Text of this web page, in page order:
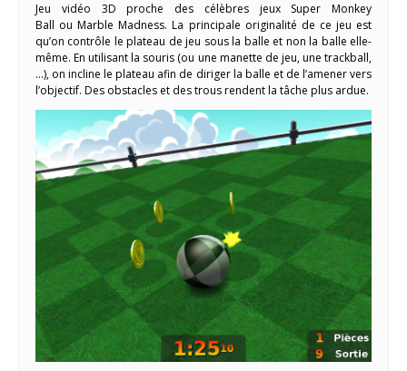
Jeu vidéo 3D proche des célèbres jeux Super Monkey
Ball ou Marble Madness. La principale originalité de ce jeu est
qu’on contrôle le plateau de jeu sous la balle et non la balle elle-
même. En utilisant la souris (ou une manette de jeu, une trackball,
…), on incline le plateau afin de diriger la balle et de l’amener vers
l’objectif. Des obstacles et des trous rendent la tâche plus ardue.